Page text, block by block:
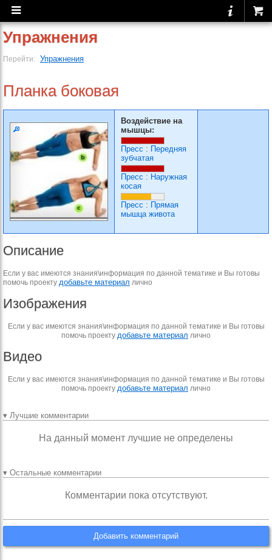
Упражнения
Перейти: Упражнения
Планка боковая
Воздействие на
мышцы:
Пресс : Передняя
зубчатая
Пресс : Наружная
косая
Пресс : Прямая
мышца живота
Описание
Если у вас имеются знания\информация по данной тематике и Вы готовы
помочь проекту добавьте материал лично
Изображения
Если у вас имеются знания\информация по данной тематике и Вы готовы
помочь проекту добавьте материал лично
Видео
Если у вас имеются знания\информация по данной тематике и Вы готовы
помочь проекту добавьте материал лично
▾ Лучшие комментарии
На данный момент лучшие не определены
▾ Остальные комментарии
Комментарии пока отсутствуют.
Добавить комментарий